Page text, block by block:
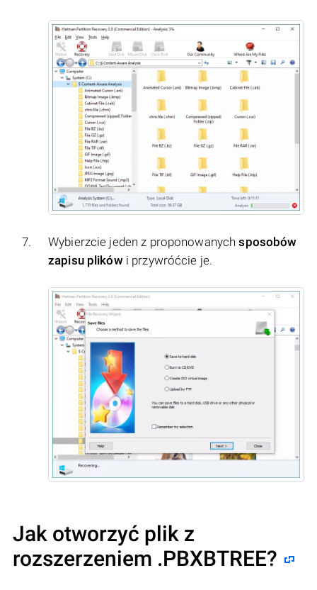
Wybierzcie jeden z proponowanychsposobów
zapisu plikówi przywróćcie je.
Jak otworzyć plik z
rozszerzeniem .PBXBTREE?